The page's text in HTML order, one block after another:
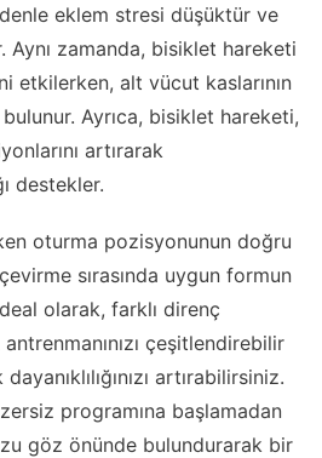
eklem stresi düşüktür ve
Aynı zamanda, bisiklet hareketi
etkilerken, alt vücut kaslarının
Ayrıca, bisiklet hareketi,
artırarak
destekler.
oturma pozisyonunun doğru
sırasında uygun formun
olarak, farklı direnç
çeşitlendirebilir
artırabilirsiniz.
programına başlamadan
göz önünde bulundurarak bir